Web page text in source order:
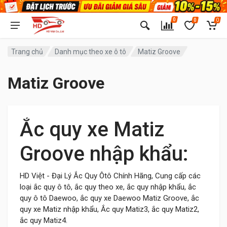
0 0 0
Trang chủ Danh mục theo xe ô tô Matiz Groove
Matiz Groove
Ắc quy xe Matiz
Groove nhập khẩu:
HD Việt - Đại Lý Ắc Quy Ôtô Chính Hãng, Cung cấp các
loại ắc quy ô tô, ắc quy theo xe, ắc quy nhập khẩu, ắc
quy ô tô Daewoo, ắc quy xe Daewoo Matiz Groove, ắc
quy xe Matiz nhập khẩu, Ắc quy Matiz3, ắc quy Matiz2,
ắc quy Matiz4.